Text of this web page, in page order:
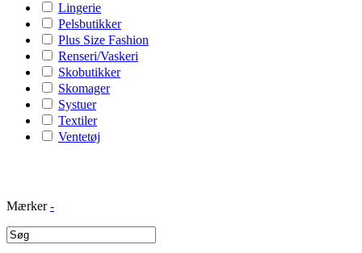
Lingerie
Pelsbutikker
Plus Size Fashion
Renseri/Vaskeri
Skobutikker
Skomager
Systuer
Textiler
Ventetøj
Mærker -